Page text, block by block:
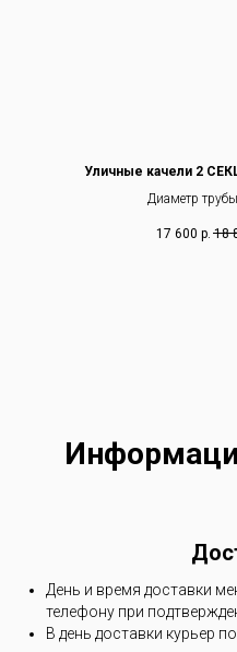
Уличные качели 2
Диаметр
17 600 р. 18
День и время доставки
телефону при
В день доставки курьер